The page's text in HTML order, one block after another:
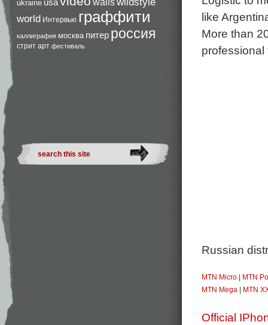
ukraine usa
world Интервью граффити
каллиграфия москва питер россия
стрит арт фестиваль
like
More than
professional
Russian
MTN Micro | MTN
MTN Mega | MTN
Official